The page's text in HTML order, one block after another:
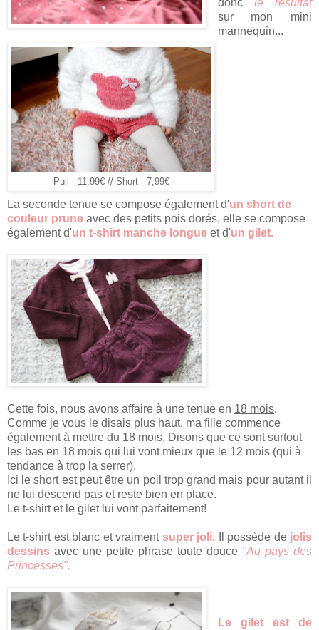
sur mon mini
mannequin...
Pull - 11,99€ // Short - 7,99€
La seconde tenue se compose également d'un short de
couleur prune avec des petits pois dorés, elle se compose
également d'un t-shirt manche longue et d'un gilet.
Cette fois, nous avons affaire à une tenue en 18 mois.
Comme je vous le disais plus haut, ma fille commence
également à mettre du 18 mois. Disons que ce sont surtout
les bas en 18 mois qui lui vont mieux que le 12 mois (qui à
tendance à trop la serrer).
Ici le short est peut être un poil trop grand mais pour autant il
ne lui descend pas et reste bien en place.
Le t-shirt et le gilet lui vont parfaitement!
Le t-shirt est blanc et vraiment super joli. Il possède de jolis
dessins avec une petite phrase toute douce "Au pays des
Princesses".
Le gilet est de